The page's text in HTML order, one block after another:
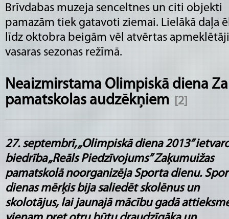
Brīvdabas muzeja senceltnes un citi objekti
pamazām tiek gatavoti ziemai. Lielākā daļa
līdz oktobra beigām vēl atvērtas
vasaras sezonas režīmā.
Neaizmirstama Olimpiskā diena
pamatskolas audzēkņiem
[2]
27. septembrī, „Olimpiskā diena 2013”
biedrība „Reāls Piedzīvojums” Zaķumuižas
pamatskolā noorganizēja Sporta dienu.
dienas mērķis bija saliedēt skolēnus un
skolotājus, lai jaunajā mācību gadā